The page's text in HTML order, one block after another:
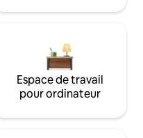
Espace de travail
pour ordinateur